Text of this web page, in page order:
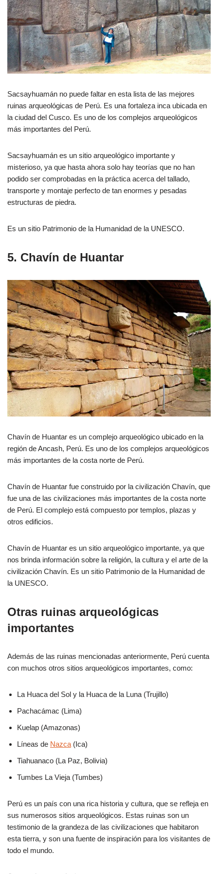
Sacsayhuamán no puede faltar en esta lista de las mejores
ruinas arqueológicas de Perú. Es una fortaleza inca ubicada en
la ciudad del Cusco. Es uno de los complejos arqueológicos
más importantes del Perú.
Sacsayhuamán es un sitio arqueológico importante y
misterioso, ya que hasta ahora solo hay teorías que no han
podido ser comprobadas en la práctica acerca del tallado,
transporte y montaje perfecto de tan enormes y pesadas
estructuras de piedra.
Es un sitio Patrimonio de la Humanidad de la UNESCO.
5. Chavín de Huantar
Chavín de Huantar es un complejo arqueológico ubicado en la
región de Ancash, Perú. Es uno de los complejos arqueológicos
más importantes de la costa norte de Perú.
Chavín de Huantar fue construido por la civilización Chavín, que
fue una de las civilizaciones más importantes de la costa norte
de Perú. El complejo está compuesto por templos, plazas y
otros edificios.
Chavín de Huantar es un sitio arqueológico importante, ya que
nos brinda información sobre la religión, la cultura y el arte de la
civilización Chavín. Es un sitio Patrimonio de la Humanidad de
la UNESCO.
Otras ruinas arqueológicas
importantes
Además de las ruinas mencionadas anteriormente, Perú cuenta
con muchos otros sitios arqueológicos importantes, como:
La Huaca del Sol y la Huaca de la Luna (Trujillo)
Pachacámac (Lima)
Kuelap (Amazonas)
Líneas de Nazca (Ica)
Tiahuanaco (La Paz, Bolivia)
Tumbes La Vieja (Tumbes)
Perú es un país con una rica historia y cultura, que se refleja en
sus numerosos sitios arqueológicos. Estas ruinas son un
testimonio de la grandeza de las civilizaciones que habitaron
esta tierra, y son una fuente de inspiración para los visitantes de
todo el mundo.